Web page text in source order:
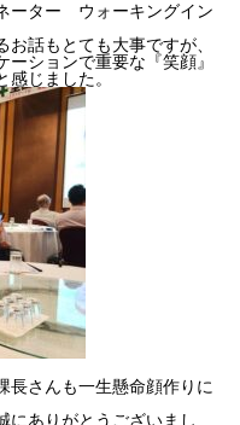
ター ウォーキングイン
話もとても大事ですが、
ションで重要な『笑顔』
じました。
長さんも一生懸命顔作りに
にありがとうございまし